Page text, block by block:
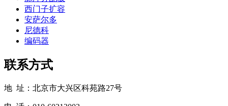
西门子扩容
安萨尔多
尼德科
编码器
联系方式
地 址：北京市大兴区科苑路27号